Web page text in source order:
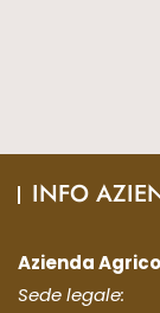
INFO
Azienda
Sede legale: